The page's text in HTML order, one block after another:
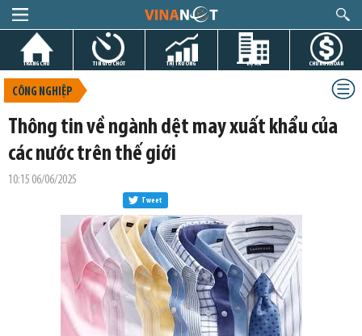
TRANG CHỦ TIN GIỜ CHÓT THỊ TRƯỜNG DỰ ÁN CHỨNG KHOÁN
CÔNG NGHIỆP
Thông tin về ngành dệt may xuất khẩu của
các nước trên thế giới
10:15 06/06/2025
Tweet